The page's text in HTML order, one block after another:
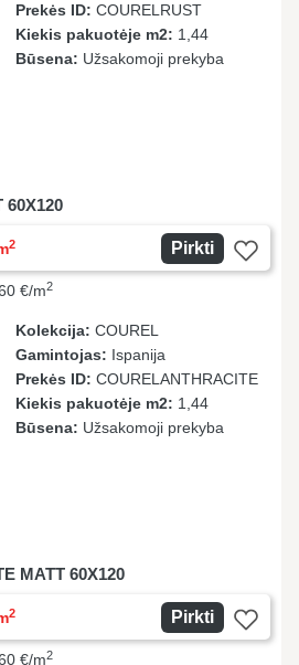
Prekės ID: COURELRUST
Kiekis pakuotėje m2: 1,44
Būsena: Užsakomoji prekyba
60X120
2 Pirkti
€/m2
Kolekcija: COUREL
Gamintojas: Ispanija
Prekės ID: COURELANTHRACITE
Kiekis pakuotėje m2: 1,44
Būsena: Užsakomoji prekyba
MATT 60X120
2 Pirkti
€/m2